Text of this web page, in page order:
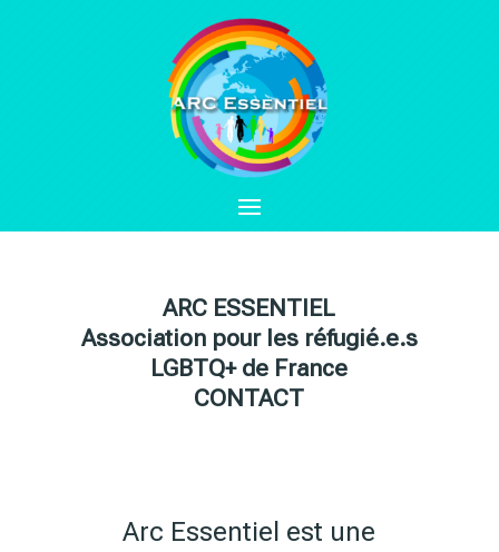
ARC ESSENTIEL
Association pour les réfugié.e.s
LGBTQ+ de France
CONTACT
Arc Essentiel est une